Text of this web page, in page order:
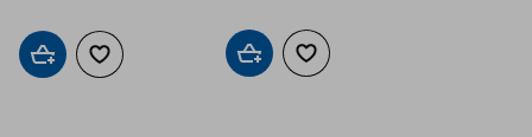
Добави в кошницата
Добави към списъка с любими
Добави в кошницата
Добави към списъка с